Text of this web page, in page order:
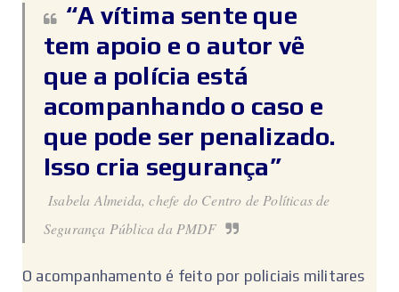
“A vítima sente que
tem apoio e o autor vê
que a polícia está
acompanhando o caso e
que pode ser penalizado.
Isso cria segurança”
Isabela Almeida, chefe do Centro de Políticas de
Segurança Pública da PMDF
O acompanhamento é feito por policiais militares